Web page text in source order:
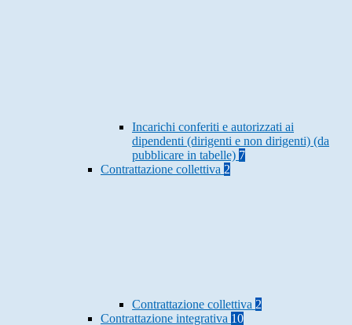
Incarichi conferiti e autorizzati ai
dipendenti (dirigenti e non dirigenti) (da
pubblicare in tabelle) 7
Contrattazione collettiva 2
Contrattazione collettiva 2
Contrattazione integrativa 10